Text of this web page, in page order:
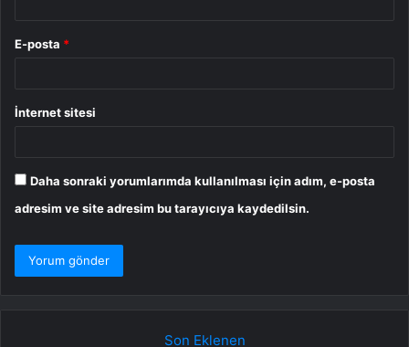
E-posta *
İnternet sitesi
Daha sonraki yorumlarımda kullanılması için adım, e-posta
adresim ve site adresim bu tarayıcıya kaydedilsin.
Son Eklenen